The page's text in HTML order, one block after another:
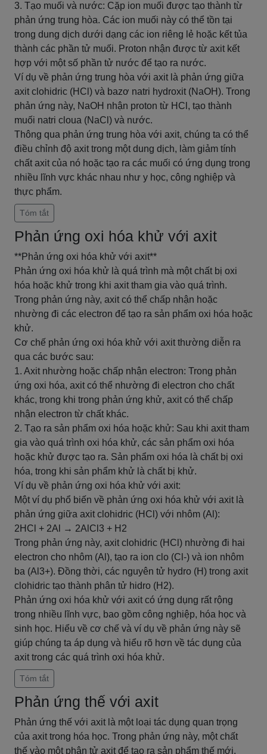
3. Tạo muối và nước: Cặp ion muối được tạo thành từ
phản ứng trung hòa. Các ion muối này có thể tồn tại
trong dung dịch dưới dạng các ion riêng lẻ hoặc kết tủa
thành các phần tử muối. Proton nhận được từ axit kết
hợp với một số phần tử nước để tạo ra nước.
Ví dụ về phản ứng trung hòa với axit là phản ứng giữa
axit clohidric (HCl) và bazơ natri hydroxit (NaOH). Trong
phản ứng này, NaOH nhận proton từ HCl, tạo thành
muối natri cloua (NaCl) và nước.
Thông qua phản ứng trung hòa với axit, chúng ta có thể
điều chỉnh độ axit trong một dung dịch, làm giảm tính
chất axit của nó hoặc tạo ra các muối có ứng dụng trong
nhiều lĩnh vực khác nhau như y học, công nghiệp và
thực phẩm.
Tóm tắt
Phản ứng oxi hóa khử với axit
**Phản ứng oxi hóa khử với axit**
Phản ứng oxi hóa khử là quá trình mà một chất bị oxi
hóa hoặc khử trong khi axit tham gia vào quá trình.
Trong phản ứng này, axit có thể chấp nhận hoặc
nhường đi các electron để tạo ra sản phẩm oxi hóa hoặc
khử.
Cơ chế phản ứng oxi hóa khử với axit thường diễn ra
qua các bước sau:
1. Axit nhường hoặc chấp nhận electron: Trong phản
ứng oxi hóa, axit có thể nhường đi electron cho chất
khác, trong khi trong phản ứng khử, axit có thể chấp
nhận electron từ chất khác.
2. Tạo ra sản phẩm oxi hóa hoặc khử: Sau khi axit tham
gia vào quá trình oxi hóa khử, các sản phẩm oxi hóa
hoặc khử được tạo ra. Sản phẩm oxi hóa là chất bị oxi
hóa, trong khi sản phẩm khử là chất bị khử.
Ví dụ về phản ứng oxi hóa khử với axit:
Một ví dụ phổ biến về phản ứng oxi hóa khử với axit là
phản ứng giữa axit clohidric (HCl) với nhôm (Al):
2HCl + 2Al → 2AlCl3 + H2
Trong phản ứng này, axit clohidric (HCl) nhường đi hai
electron cho nhôm (Al), tạo ra ion clo (Cl-) và ion nhôm
ba (Al3+). Đồng thời, các nguyên tử hydro (H) trong axit
clohidric tạo thành phân tử hidro (H2).
Phản ứng oxi hóa khử với axit có ứng dụng rất rộng
trong nhiều lĩnh vực, bao gồm công nghiệp, hóa học và
sinh học. Hiểu về cơ chế và ví dụ về phản ứng này sẽ
giúp chúng ta áp dụng và hiểu rõ hơn về tác dụng của
axit trong các quá trình oxi hóa khử.
Tóm tắt
Phản ứng thế với axit
Phản ứng thế với axit là một loại tác dụng quan trọng
của axit trong hóa học. Trong phản ứng này, một chất
thế vào một phân tử axit để tạo ra sản phẩm thế mới.